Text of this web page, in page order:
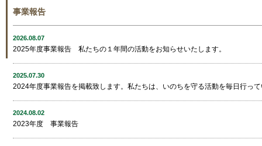
事業報告
2026.08.07
2025年度事業報告 私たちの１年間の活動をお知らせいたします。
2025.07.30
2024年度事業報告を掲載致します。私たちは、いのちを守る活動を毎日行っ
2024.08.02
2023年度 事業報告